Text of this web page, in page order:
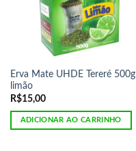
Erva Mate UHDE Tereré 500g
limão
R$15,00
ADICIONAR AO CARRINHO